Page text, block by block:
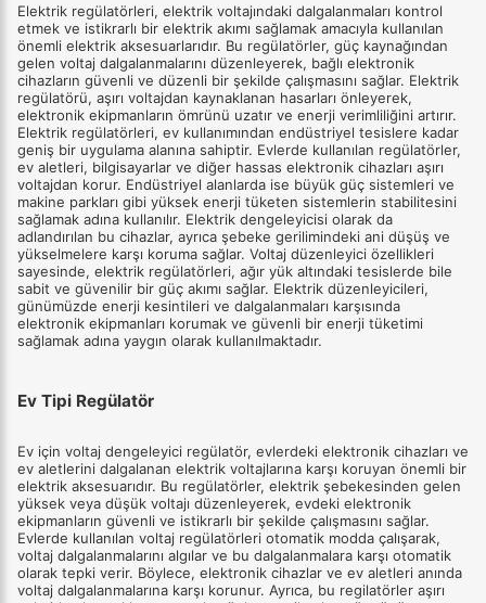
Elektrik regülatörleri, elektrik voltajındaki dalgalanmaları kontrol
etmek ve istikrarlı bir elektrik akımı sağlamak amacıyla kullanılan
önemli elektrik aksesuarlarıdır. Bu regülatörler, güç kaynağından
gelen voltaj dalgalanmalarını düzenleyerek, bağlı elektronik
cihazların güvenli ve düzenli bir şekilde çalışmasını sağlar. Elektrik
regülatörü, aşırı voltajdan kaynaklanan hasarları önleyerek,
elektronik ekipmanların ömrünü uzatır ve enerji verimliliğini artırır.
Elektrik regülatörleri, ev kullanımından endüstriyel tesislere kadar
geniş bir uygulama alanına sahiptir. Evlerde kullanılan regülatörler,
ev aletleri, bilgisayarlar ve diğer hassas elektronik cihazları aşırı
voltajdan korur. Endüstriyel alanlarda ise büyük güç sistemleri ve
makine parkları gibi yüksek enerji tüketen sistemlerin stabilitesini
sağlamak adına kullanılır. Elektrik dengeleyicisi olarak da
adlandırılan bu cihazlar, ayrıca şebeke gerilimindeki ani düşüş ve
yükselmelere karşı koruma sağlar. Voltaj düzenleyici özellikleri
sayesinde, elektrik regülatörleri, ağır yük altındaki tesislerde bile
sabit ve güvenilir bir güç akımı sağlar. Elektrik düzenleyicileri,
günümüzde enerji kesintileri ve dalgalanmaları karşısında
elektronik ekipmanları korumak ve güvenli bir enerji tüketimi
sağlamak adına yaygın olarak kullanılmaktadır.
Ev Tipi Regülatör
Ev için voltaj dengeleyici regülatör, evlerdeki elektronik cihazları ve
ev aletlerini dalgalanan elektrik voltajlarına karşı koruyan önemli bir
elektrik aksesuarıdır. Bu regülatörler, elektrik şebekesinden gelen
yüksek veya düşük voltajı düzenleyerek, evdeki elektronik
ekipmanların güvenli ve istikrarlı bir şekilde çalışmasını sağlar.
Evlerde kullanılan voltaj regülatörleri otomatik modda çalışarak,
voltaj dalgalanmalarını algılar ve bu dalgalanmalara karşı otomatik
olarak tepki verir. Böylece, elektronik cihazlar ve ev aletleri anında
voltaj dalgalanmalarına karşı korunur. Ayrıca, bu regilatörler aşırı